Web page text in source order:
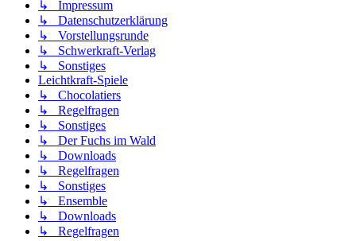
↳ Impressum
↳ Datenschutzerklärung
↳ Vorstellungsrunde
↳ Schwerkraft-Verlag
↳ Sonstiges
Leichtkraft-Spiele
↳ Chocolatiers
↳ Regelfragen
↳ Sonstiges
↳ Der Fuchs im Wald
↳ Downloads
↳ Regelfragen
↳ Sonstiges
↳ Ensemble
↳ Downloads
↳ Regelfragen